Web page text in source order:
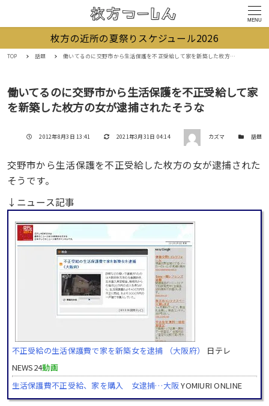
MENU
枚方の近所の夏祭りスケジュール2026
TOP 話題 働いてるのに交野市から生活保護を不正受給して家を新築した枚方の女が逮捕されたそうな
働いてるのに交野市から生活保護を不正受給して家
を新築した枚方の女が逮捕されたそうな
投稿日
2012年8月3日 13:41 更新日
2021年3月31日 04:14 著者 カズマ カテゴリー
話題
交野市から生活保護を不正受給した枚方の女が逮捕された
そうです。
↓ニュース記事
不正受給の生活保護費で家を新築女を逮捕 （大阪府）
日テレ
NEWS24動画
生活保護費不正受給、家を購入 女逮捕…大阪YOMIURI ONLINE